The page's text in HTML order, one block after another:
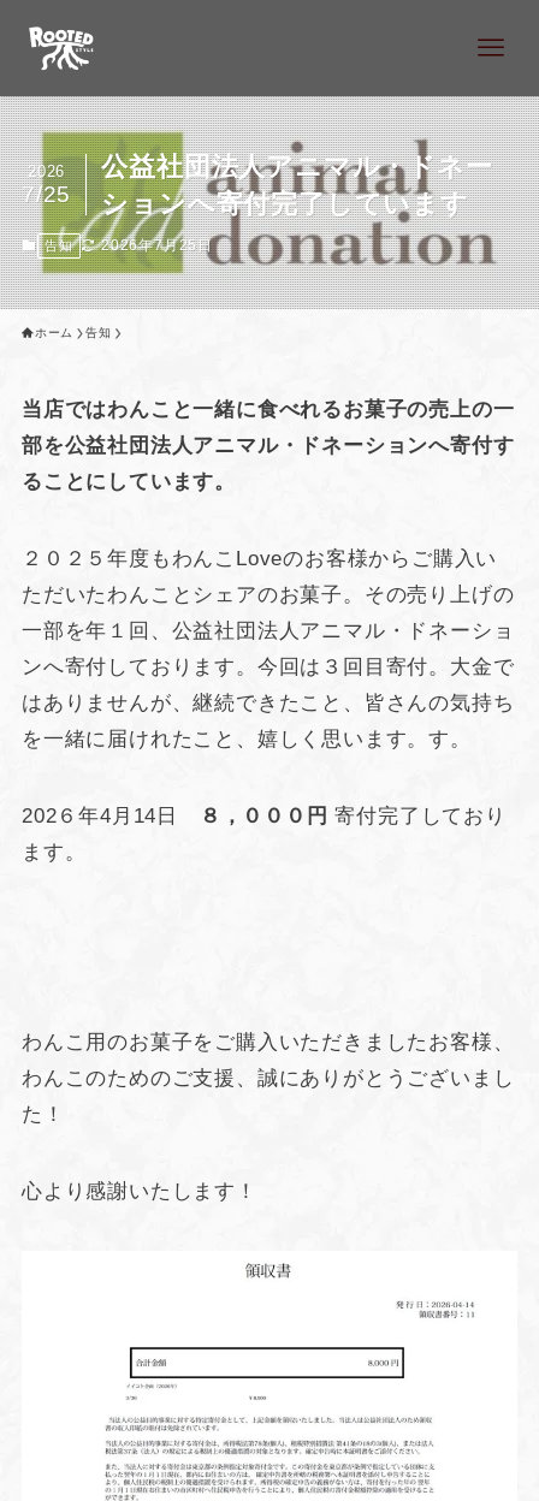
公益社団法人アニマル・ドネー
ションへ寄付完了しています
2026
7/25
告知 2026年7月25日
ホーム 告知
当店ではわんこと一緒に食べれるお菓子の売上の一
部を公益社団法人アニマル・ドネーションへ寄付す
ることにしています。
２０２５年度もわんこLoveのお客様からご購入い
ただいたわんことシェアのお菓子。その売り上げの
一部を年１回、公益社団法人アニマル・ドネーショ
ンへ寄付しております。今回は３回目寄付。大金で
はありませんが、継続できたこと、皆さんの気持ち
を一緒に届けれたこと、嬉しく思います。す。
202６年4月14日 ８，０００円 寄付完了しており
ます。
わんこ用のお菓子をご購入いただきましたお客様、
わんこのためのご支援、誠にありがとうございまし
た！
心より感謝いたします！